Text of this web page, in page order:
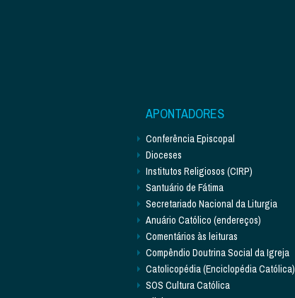
APONTADORES
Conferência Episcopal
Dioceses
Institutos Religiosos (CIRP)
Santuário de Fátima
Secretariado Nacional da Liturgia
Anuário Católico (endereços)
Comentários às leituras
Compêndio Doutrina Social da Igreja
Catolicopédia (Enciclopédia Católica)
SOS Cultura Católica